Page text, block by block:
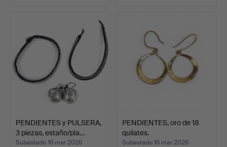
PENDIENTES y PULSERA,
3 piezas, estaño/pla…
Subastado 16 mar 2026
PENDIENTES, oro de 18
quilates.
Subastado 16 mar 2026